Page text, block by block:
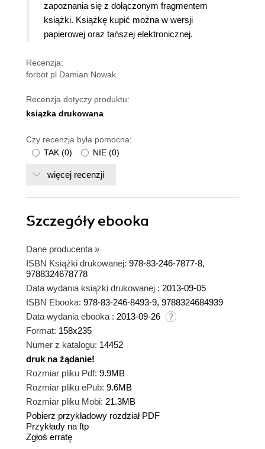
zapoznania się z dołączonym fragmentem
książki. Książkę kupić można w wersji
papierowej oraz tańszej elektronicznej.
Recenzja:
forbot.pl Damian Nowak
Recenzja dotyczy produktu:
ksiązka drukowana
Czy recenzja była pomocna:
TAK (0) NIE (0)
więcej recenzji
Szczegółyebooka
Dane producenta »
ISBN Książki drukowanej: 978-83-246-7877-8,
9788324678778
Data wydania książki drukowanej : 2013-09-05
ISBN Ebooka: 978-83-246-8493-9, 9788324684939
Data wydania ebooka : 2013-09-26
Format: 158x235
Numer z katalogu: 14452
druk na żądanie!
Rozmiar pliku Pdf: 9.9MB
Rozmiar pliku ePub: 9.6MB
Rozmiar pliku Mobi: 21.3MB
Pobierz przykładowy rozdział PDF
Przykłady na ftp
Zgłoś erratę